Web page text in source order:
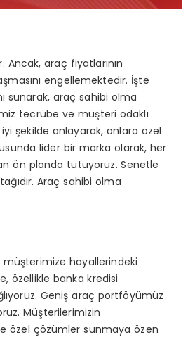
araç fiyatlarının
engellemektedir. İşte
sunarak, araç sahibi olma
tecrübe ve müşteri odaklı
şekilde anlayarak, onlara özel
lider bir marka olarak, her
ön planda tutuyoruz. Senetle
Araç sahibi olma
müşterimize hayallerindeki
özellikle banka kredisi
Geniş araç portföyümüz
Müşterilerimizin
özel çözümler sunmaya özen